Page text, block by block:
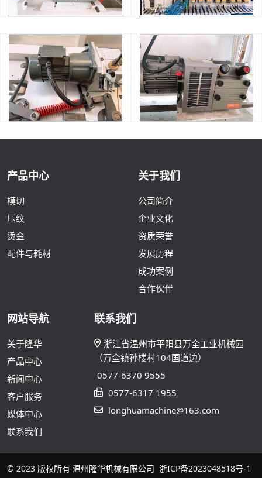
产品中心
模切
压纹
烫金
配件与耗材
关于我们
公司简介
企业文化
资质荣誉
发展历程
成功案例
合作伙伴
网站导航
关于隆华
产品中心
新闻中心
客户服务
媒体中心
联系我们
联系我们
浙江省温州市平阳县万全工业机械园
（万全镇孙楼村104国道边）
0577-6370 9555
0577-6317 1955
longhuamachine@163.com
© 2023 版权所有 温州隆华机械有限公司 浙ICP备2023048518号-1